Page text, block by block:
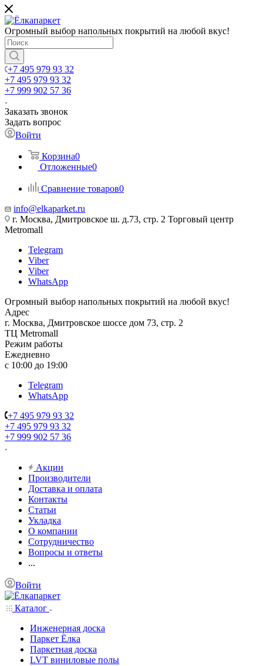
Огромный выбор напольных покрытий на любой вкус!
+7 495 979 93 32
+7 495 979 93 32
+7 999 902 57 36
Заказать звонок
Задать вопрос
Войти
Корзина0
Отложенные0
Сравнение товаров0
info@elkaparket.ru
г. Москва, Дмитровское ш. д.73, стр. 2 Торговый центр
Metromall
Telegram
Viber
Viber
WhatsApp
Огромный выбор напольных покрытий на любой вкус!
Адрес
г. Москва, Дмитровское шоссе дом 73, стр. 2
ТЦ Metromall
Режим работы
Ежедневно
с 10:00 до 19:00
Telegram
WhatsApp
+7 495 979 93 32
+7 495 979 93 32
+7 999 902 57 36
Акции
Производители
Доставка и оплата
Контакты
Статьи
Укладка
О компании
Сотрудничество
Вопросы и ответы
...
Войти
Каталог
Инженерная доска
Паркет Ёлка
Паркетная доска
LVT виниловые полы